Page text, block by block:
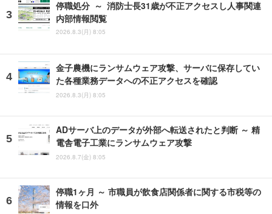
停職処分 ～ 消防士長31歳が不正アクセスし人事関連
内部情報閲覧
2026.8.3(月) 8:05
金子農機にランサムウェア攻撃、サーバに保存してい
た各種業務データへの不正アクセスを確認
2026.8.3(月) 8:05
ADサーバ上のデータが外部へ転送されたと判断 ～ 精
電舎電子工業にランサムウェア攻撃
2026.8.7(金) 8:05
停職1ヶ月 ～ 市職員が飲食店関係者に関する市税等の
情報を口外